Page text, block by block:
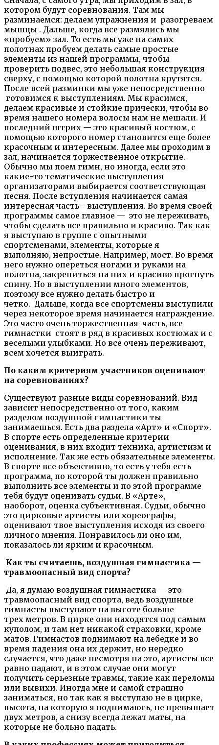
котором будут соревнования. Там мы
разминаемся: делаем упражнения и разогреваем
мышцы . Дальше, когда все размялись мы
«пробуем» зал. То есть мы уже на самих
полотнах пробуем делать самые простые
элементы из нашей программы, чтобы
проверить подвес, это небольшая конструкция
сверху, с помощью которой полотна крутятся.
После всей разминки мы уже непосредственно
готовимся к выступлениям. Мы красимся,
делаем красивые и стойкие прически, чтобы во
время нашего номера волосы нам не мешали. И
последний штрих — это красивый костюм, с
помощью которого номер становится еще более
красочным и интересным. Далее мы проходим в
зал, начинается торжественное открытие.
Обычно мы поем гимн, но иногда, если это
какие-то тематические выступления
организаторами выбирается соответствующая
песня. После вступления начинается самая
интересная часть– выступления. Во время своей
программы самое главное — это не переживать,
чтобы сделать все правильно и красиво. Так как
я выступаю в группе с опытными
спортсменами, элементы, которые я
выполняю, непростые. Например, мост. Во время
него нужно опереться ногами и руками на
полотна, закрепиться на них и красиво прогнуть
спину. Но в выступлении много элементов,
поэтому все нужно делать быстро и
четко. Дальше, когда все спортсмены выступили
через некоторое время начинается награждение.
Это часто очень торжественная часть, все
гимнастки стоят в ряд в красивых костюмах и с
веселыми улыбками. Но все очень переживают,
всем хочется выиграть.
По каким критериям участников оценивают
на соревнованиях?
Существуют разные виды соревнований. Вид
зависит непосредственно от того, каким
разделом воздушной гимнастики ты
занимаешься. Есть два раздела «Арт» и «Спорт».
В спорте есть определенные критерии
оценивания, в них входит техника, артистизм и
исполнение. Так же есть обязательные элементы.
В спорте все объективно, то есть у тебя есть
программа, по которой ты должен правильно
выполнить все элементы и по этой программе
тебя будут оценивать судьи. В «Арте»,
наоборот, оценка субъективная. Судьи, обычно
это цирковые артисты или хореографы,
оценивают твое выступления исходя из своего
личного мнения. Понравилось ли оно им,
показалось ли ярким и красочным.
Как ты считаешь, воздушная гимнастика —
травмоопасный вид спорта?
Да, я думаю воздушная гимнастика — это
травмоопасный вид спорта, ведь воздушные
гимнасты выступают на высоте больше
трех метров. В цирке они находятся под самым
куполом, и там нет никакой страховки, кроме
матов. Гимнастов поднимают на лебедке и во
время падения она их держит, но нередко
случается, что даже несмотря на это, артисты все
равно падают, и в этом случае они могут
получить серьезные травмы, такие как переломы
или вывихи. Иногда мне и самой страшно
заниматься, но так как я выступаю не в цирке,
высота, на которую я поднимаюсь, не превышает
двух метров, а снизу всегда лежат маты, на
которые не больно падать.